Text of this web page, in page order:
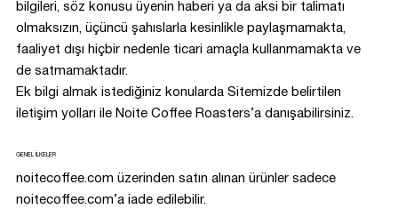
bilgileri, söz konusu üyenin haberi ya da aksi bir talimatı
olmaksızın, üçüncü şahıslarla kesinlikle paylaşmamakta,
faaliyet dışı hiçbir nedenle ticari amaçla kullanmamakta ve
de satmamaktadır.
Ek bilgi almak istediğiniz konularda Sitemizde belirtilen
iletişim yolları ile Noite Coffee Roasters’a danışabilirsiniz.
GENEL İLKELER
noitecoffee.com üzerinden satın alınan ürünler sadece
noitecoffee.com’a iade edilebilir.